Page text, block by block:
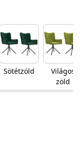
Sötétzöld
Világos
zöld